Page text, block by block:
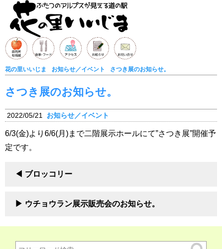
花の里いいじま お知らせ／イベント さつき展のお知らせ。
さつき展のお知らせ。
2022/05/21 お知らせ／イベント
6/3(金)より6/6(月)まで二階展示ホールにて”さつき展”開催予
定です。
ブロッコリー
ウチョウラン展示販売会のお知らせ。